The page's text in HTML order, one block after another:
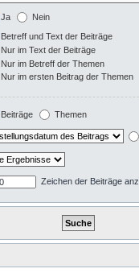
Ja Nein
Betreff und Text der Beiträge
Nur im Text der Beiträge
Nur im Betreff der Themen
Nur im ersten Beitrag der Themen
Beiträge Themen
Zeichen der Beiträge